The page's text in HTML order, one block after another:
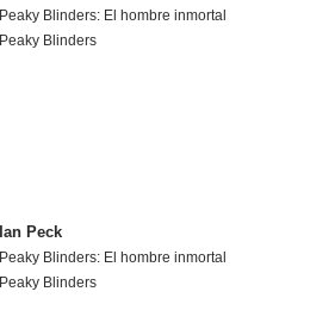
Peaky Blinders: El hombre inmortal
Peaky Blinders
Ian Peck
Peaky Blinders: El hombre inmortal
Peaky Blinders